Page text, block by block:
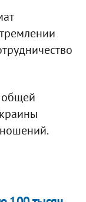
общей